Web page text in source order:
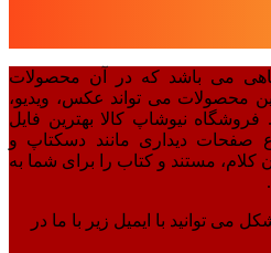
می باشد که در آن محصولات
محصولات می تواند عکس، ویدیو،
نیوشاپ کالا بهترین فایل
صفحات دیداری مانند دسکتاپ و
مستند و کتاب را برای شما به
توانید با ایمیل زیر با ما در